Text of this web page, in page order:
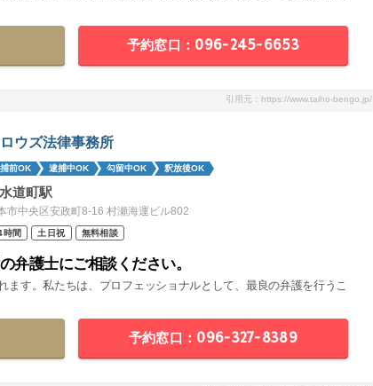
予約窓口：096-245-6653
引用元：https://www.taiho-bengo.jp/
ウズ法律事務所
前OK 逮捕中OK 勾留中OK 釈放後OK
水道町駅
市中央区安政町8-16 村瀬海運ビル802
時間 土日祝 無料相談
弁護士にご相談ください。
ます。私たちは、プロフェッショナルとして、最良の弁護を行うこ
予約窓口：096-327-8389